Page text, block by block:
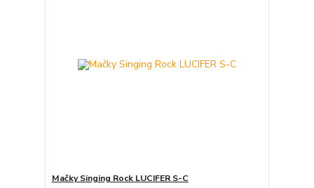
Mačky Singing Rock LUCIFER S-C